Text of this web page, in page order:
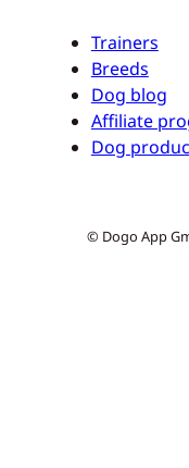
Trainers
Breeds
Dog blog
Affiliate
Dog
© Dogo App